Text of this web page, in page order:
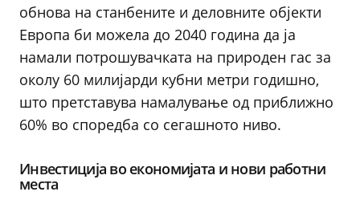
обнова на станбените и деловните објекти
Европа би можела до 2040 година да ја
намали потрошувачката на природен гас за
околу 60 милијарди кубни метри годишно,
што претставува намалување од приближно
60% во споредба со сегашното ниво.
Инвестиција во економијата и нови работни
места